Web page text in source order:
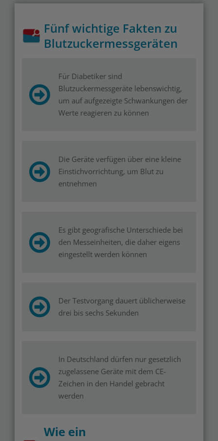
Fünf wichtige Fakten zu
Blutzuckermessgeräten
Für Diabetiker sind
Blutzuckermessgeräte lebenswichtig,
um auf aufgezeigte Schwankungen der
Werte reagieren zu können
Die Geräte verfügen über eine kleine
Einstichvorrichtung, um Blut zu
entnehmen
Es gibt geografische Unterschiede bei
den Messeinheiten, die daher eigens
eingestellt werden können
Der Testvorgang dauert üblicherweise
drei bis sechs Sekunden
In Deutschland dürfen nur gesetzlich
zugelassene Geräte mit dem CE-
Zeichen in den Handel gebracht
werden
Wie ein